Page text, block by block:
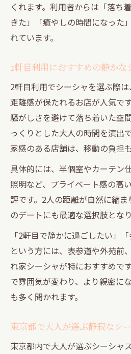
くれます。利用者からは「落ち
きた」「癒やしの時間になった
れています。
2軒目利用におすすめの静かな
2軒目利用でシーシャを選ぶ際
距離感が保たれるお店が人気で
騒がしさを避けて落ち着いた空
っくりとした大人の時間を演出
家感のある店舗は、移動の負担
具体的には、半個室やカーテン
照明など、プライベート感の高
評です。2人の距離が自然に縮
のデートにも最適な選択肢となり
「2軒目で静かに過ごしたい」
という方には、表参道や外苑前
れ家シーシャが特におすすめで
で雰囲気が変わり、より親密に
も多く聞かれます。
東京都で大人が選ぶ静寂なシ
東京都内で大人が選ぶシーシャ